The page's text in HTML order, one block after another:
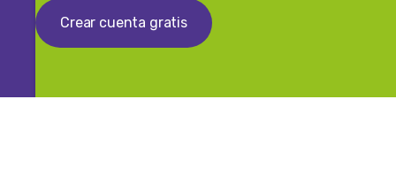
Crear cuenta gratis